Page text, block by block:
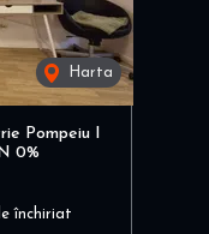
Harta
Pompeiu I
0%
închiriat